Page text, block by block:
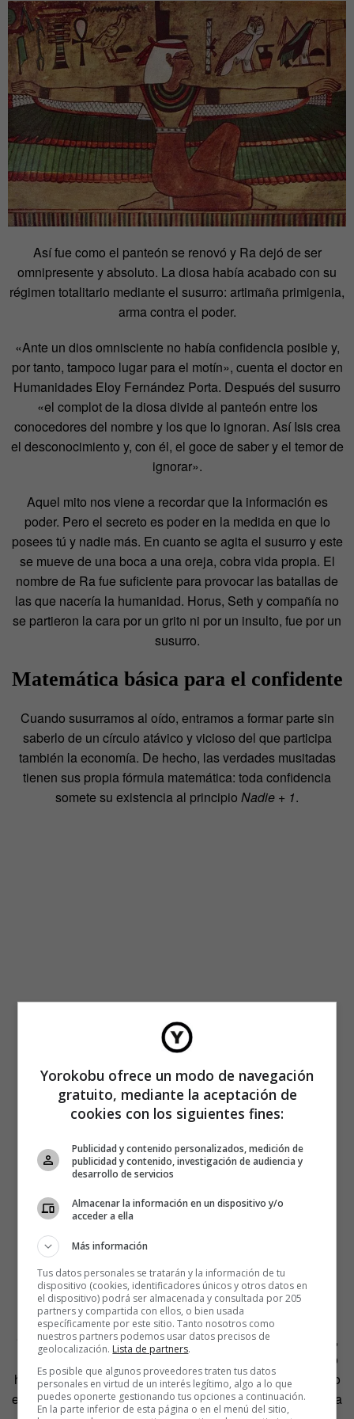
Así fue como el panteón se renovó y Ra dejó de ser
omnipresente y absoluto. La diosa había acabado con su
régimen totalitario mediante el susurro: artimaña primigenia,
arma contra el poder.
«Ante un dios omnisciente no había confidencia posible y,
por tanto, tampoco lugar para el motín», cuenta el doctor en
Humanidades Eloy Fernández Porta. Después del susurro
«el complot de la diosa divide al panteón entre los
conocedores del nombre y los que lo ignoran. Así Isis crea
el desconocimiento y, con él, el goce de saber y el temor de
ignorar».
Aquel mito nos viene a recordar que la información es
poder. Pero el secreto es poder en la medida en que lo
posees tú y nadie más. En cuanto se agita el susurro y este
se mueve de una boca a una oreja, cobra vida propia. El
nombre de Ra fue suficiente para provocar las batallas de
las que nacería la humanidad. Horus, Seth y compañía no
se partieron la cara por un grito ni por un insulto, fue por un
susurro.
Matemática básica para el confidente
Cuando susurramos al oído, entramos a formar parte sin
saberlo de un círculo atávico y vicioso del que participa
también la economía. De hecho, las verdades musitadas
tienen sus propia fórmula matemática: toda confidencia
somete su existencia al principio Nadie + 1.
Cuando transmites una confidencia recibida bajo secreto,
no estás haciendo nada que la persona que te susurró no
hiciese: ¡te dijo que no se lo contases a nadie, pero él te lo
está contando a ti! «Si yo digo que la realidad se estructura
Yorokobu ofrece un modo de navegación
gratuito, mediante la aceptación de
cookies con los siguientes fines:
Publicidad y contenido personalizados, medición de
publicidad y contenido, investigación de audiencia y
desarrollo de servicios
Almacenar la información en un dispositivo y/o
acceder a ella
Más información
Tus datos personales se tratarán y la información de tu
dispositivo (cookies, identificadores únicos y otros datos en
el dispositivo) podrá ser almacenada y consultada por 205
partners y compartida con ellos, o bien usada
específicamente por este sitio. Tanto nosotros como
nuestros partners podemos usar datos precisos de
geolocalización. Lista de partners.
Es posible que algunos proveedores traten tus datos
personales en virtud de un interés legítimo, algo a lo que
puedes oponerte gestionando tus opciones a continuación.
En la parte inferior de esta página o en el menú del sitio,